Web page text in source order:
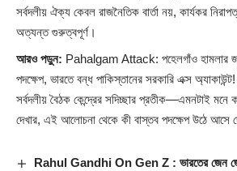
সর্বদলীয় ঐক্য কেবল রাজনৈতিক বার্তা নয়, কার্যকর
অত্যন্ত গুরুত্বপূর্ণ।
আরও পড়ুন: Pahalgam Attack: পহেলগাঁও হামলার
পদক্ষেপ, ভারতে বন্ধ পাকিস্তানের সরকারি এক্স অ্যাকাউন্ট!
সর্বদলীয় বৈঠক কেন্দ্রের সদিচ্ছার প্রতীক—এমনটাই
দেখার, এই আলোচনা থেকে কী বাস্তব পদক্ষেপ উঠে আসে
Rahul Gandhi On Gen Z : ভারতের জেন জেড